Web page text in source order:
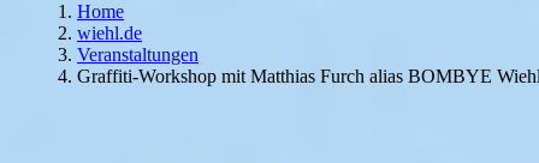
Home
wiehl.de
Veranstaltungen
Graffiti-Workshop mit Matthias Furch alias BOMBYE